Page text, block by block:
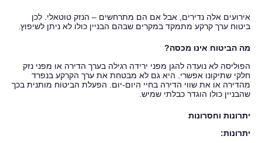
אירועים אלה נדירים, אבל אם הם מתרחשים – הנזק טוטאלי. לכן
ביטוח ערך קרקע מתמקד במקרים שבהם הבניין כולו לא ניתן לשיפוץ.
מה הביטוח אינו מכסה?
הפוליסה לא נועדה להגן מפני ירידה רגילה בערך הדירה או מפני נזק
חלקי שתיקונו אפשרי. היא גם לא מבטחת את ערך הקרקע בנפרד
מהדירה או את שווי הדירה בחיי היום‑יום. הפעלת הביטוח מותנית בכך
שהבניין כולו הוגדר כבלתי שמיש.
יתרונות וחסרונות
יתרונות: